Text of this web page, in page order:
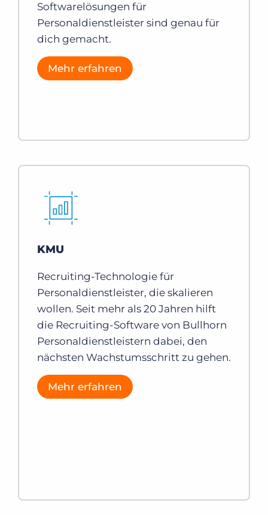
Softwarelösungen für
Personaldienstleister sind genau für
dich gemacht.
Mehr erfahren
KMU
Recruiting-Technologie für
Personaldienstleister, die skalieren
wollen. Seit mehr als 20 Jahren hilft
die Recruiting-Software von Bullhorn
Personaldienstleistern dabei, den
nächsten Wachstumsschritt zu gehen.
Mehr erfahren